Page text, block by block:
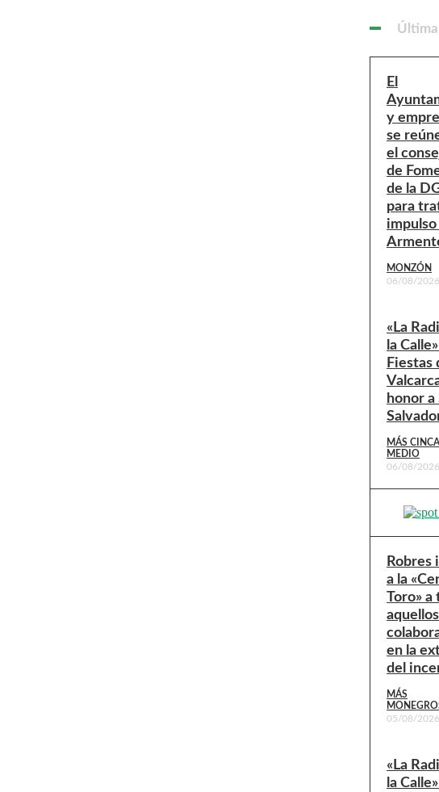
El
y
se
el
de
de la
para
impulso
MONZÓN
06/08/2026
«La
la
Fiestas
honor a
MÁS CINCA
MEDIO
06/08/2026
Robres
a la
Toro» a
en la
del
MÁS
05/08/2026
«La
la